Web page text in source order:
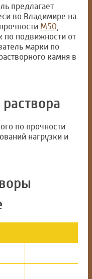
предлагает
во Владимире на
М50
по подвижности от
марки по
камня в
по прочности
нагрузки и